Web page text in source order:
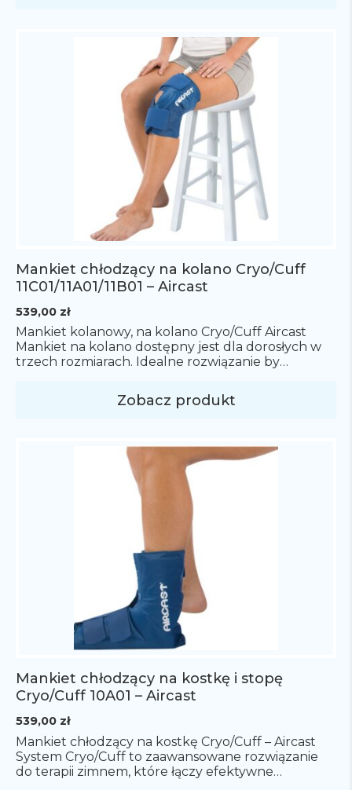
Mankiet chłodzący na kolano Cryo/Cuff
11C01/11A01/11B01 – Aircast
539,00 zł
Mankiet kolanowy, na kolano Cryo/Cuff Aircast
Mankiet na kolano dostępny jest dla dorosłych w
trzech rozmiarach. Idealne rozwiązanie by
schłodzenie kontuzjowanego kolana. System
Cryo/Cuff to zaawansowane rozwiązanie do terapii
pomaga w redukcji bólu, opuchlizny i krwiaków. W
skład systemu Cryo/Cuff wchodzą […]
Zobacz produkt
Mankiet chłodzący na kostkę i stopę
Cryo/Cuff 10A01 – Aircast
539,00 zł
Mankiet chłodzący na kostkę Cryo/Cuff – Aircast
System Cryo/Cuff to zaawansowane rozwiązanie
do terapii zimnem, które łączy efektywne